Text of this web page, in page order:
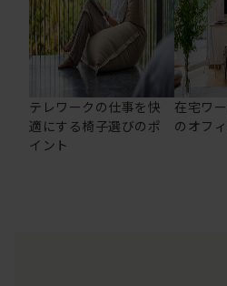
テレワークの仕事を快
適にする椅子選びのポ
イント
在宅ワ
のオフ